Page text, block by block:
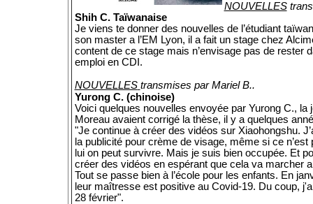
NOUVELLES
Shih C. Taïwanaise
Je viens te donner des nouvelles de l’étudiant
son master a l’EM Lyon, il a fait un stage chez
content de ce stage mais n’envisage pas de rester
emploi en CDI.
NOUVELLES transmises par Mariel B..
Yurong C. (chinoise)
Voici quelques nouvelles envoyée par Yurong C.,
Moreau avaient corrigé la thèse, il y a quelques
"Je continue à créer des vidéos sur Xiaohongshu.
la publicité pour crème de visage, même si ce
lui on peut survivre. Mais je suis bien occupée. Et
créer des vidéos en espérant que cela va marcher
Tout se passe bien à l’école pour les enfants. En
leur maîtresse est positive au Covid-19. Du coup,
28 février".